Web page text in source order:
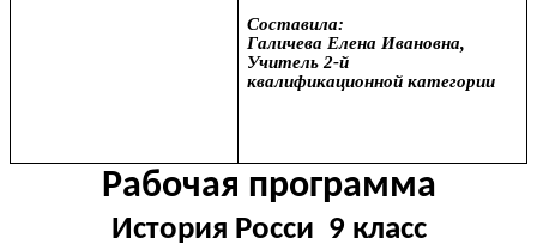
Составила:
Галичева Елена Ивановна,
Учитель 2-й
квалификационной категории
Рабочая программа
История Росси 9 класс